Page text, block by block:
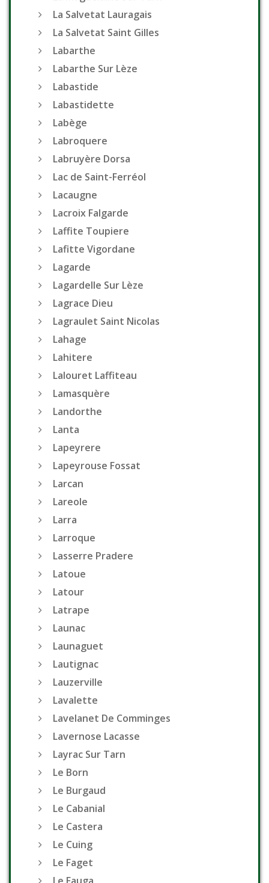
La Salvetat Lauragais
La Salvetat Saint Gilles
Labarthe
Labarthe Sur Lèze
Labastide
Labastidette
Labège
Labroquere
Labruyère Dorsa
Lac de Saint-Ferréol
Lacaugne
Lacroix Falgarde
Laffite Toupiere
Lafitte Vigordane
Lagarde
Lagardelle Sur Lèze
Lagrace Dieu
Lagraulet Saint Nicolas
Lahage
Lahitere
Lalouret Laffiteau
Lamasquère
Landorthe
Lanta
Lapeyrere
Lapeyrouse Fossat
Larcan
Lareole
Larra
Larroque
Lasserre Pradere
Latoue
Latour
Latrape
Launac
Launaguet
Lautignac
Lauzerville
Lavalette
Lavelanet De Comminges
Lavernose Lacasse
Layrac Sur Tarn
Le Born
Le Burgaud
Le Cabanial
Le Castera
Le Cuing
Le Faget